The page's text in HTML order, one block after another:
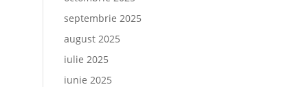
septembrie 2025
august 2025
iulie 2025
iunie 2025